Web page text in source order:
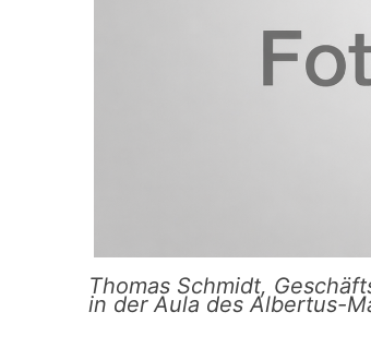
Thomas Schmidt,
in der Aula des Albertus-